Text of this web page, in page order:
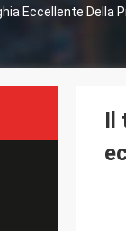
Eccellente Della
Il